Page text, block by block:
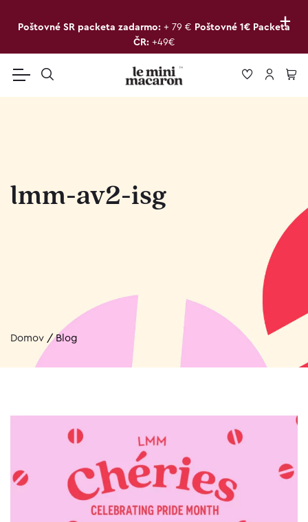
+
Poštovné SR packeta zadarmo: + 79 € Poštovné 1€ Packeta
ČR: +49€
lmm-av2-isg
Domov /Blog